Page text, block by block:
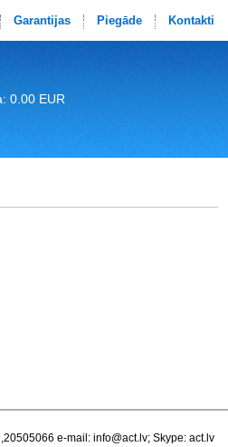
Garantijas Piegāde Kontakti
0.00 EUR
e-mail: info@act.lv; Skype: act.lv